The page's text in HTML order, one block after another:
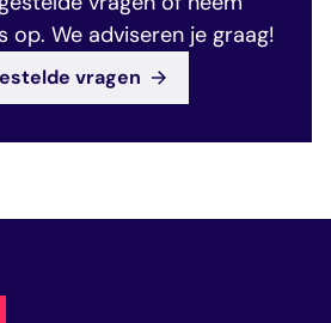
We adviseren je graag!
vragen